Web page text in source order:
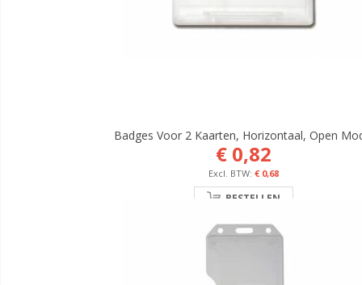
Badges Voor 2 Kaarten, Horizontaal, Open
€ 0,82
€ 0,68
BESTELLEN